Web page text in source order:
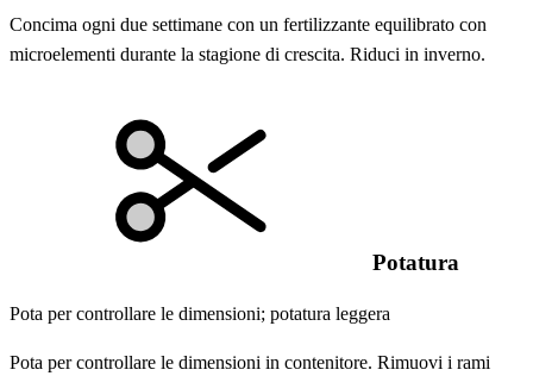
Concima ogni due settimane con un fertilizzante equilibrato con
microelementi durante la stagione di crescita. Riduci in inverno.
Potatura
Pota per controllare le dimensioni; potatura leggera
Pota per controllare le dimensioni in contenitore. Rimuovi i rami